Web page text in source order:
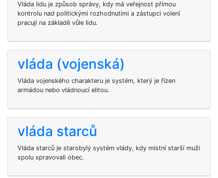
Vláda lidu je způsob správy, kdy má veřejnost přímou
kontrolu nad politickými rozhodnutími a zástupci volení
pracují na základě vůle lidu.
vláda (vojenská)
Vláda vojenského charakteru je systém, který je řízen
armádou nebo vládnoucí elitou.
vláda starců
Vláda starců je starobylý systém vlády, kdy místní starší muži
spolu spravovali obec.